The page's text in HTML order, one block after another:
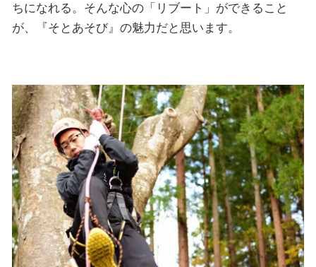
ちになれる。そんな心の「リブート」ができること
が、『そとあそび』の魅力だと思います。